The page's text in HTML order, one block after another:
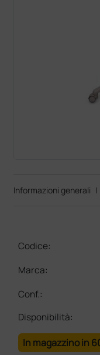
Informazioni generali |
Codice:
Marca:
Conf.:
Disponibilità:
In magazzino in